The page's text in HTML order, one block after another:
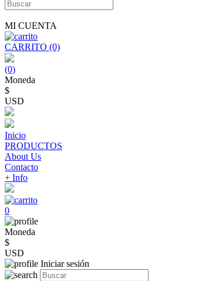
MI CUENTA
CARRITO (0)
(0)
Moneda
$
USD
Inicio
PRODUCTOS
About Us
Contacto
+ Info
0
Moneda
$
USD
Iniciar sesión